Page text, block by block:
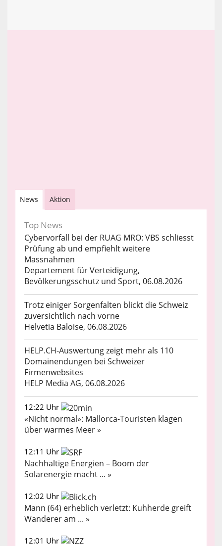
News Aktion
Top News
Cybervorfall bei der RUAG MRO: VBS schliesst
Prüfung ab und empfiehlt weitere
Massnahmen
Departement für Verteidigung,
Bevölkerungsschutz und Sport, 06.08.2026
Trotz einiger Sorgenfalten blickt die Schweiz
zuversichtlich nach vorne
Helvetia Baloise, 06.08.2026
HELP.CH-Auswertung zeigt mehr als 110
Domainendungen bei Schweizer
Firmenwebsites
HELP Media AG, 06.08.2026
12:22 Uhr
«Nicht normal»: Mallorca-Touristen klagen
über warmes Meer »
12:11 Uhr
Nachhaltige Energien – Boom der
Solarenergie macht ... »
12:02 Uhr
Mann (64) erheblich verletzt: Kuhherde greift
Wanderer am ... »
12:01 Uhr